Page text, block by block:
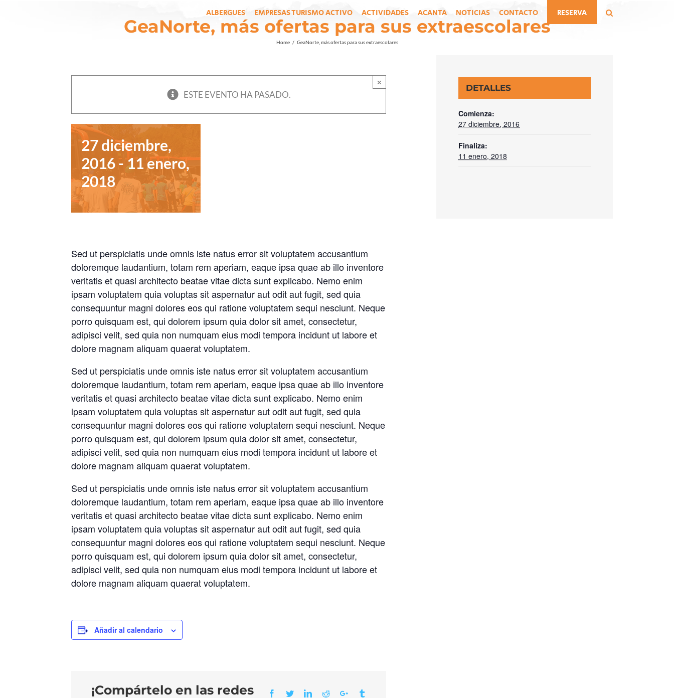
ALBERGUES EMPRESAS TURISMO ACTIVO ACTIVIDADES ACANTA NOTICIAS CONTACTO RESERVA
GeaNorte, más ofertas para sus extraescolares
Home / GeaNorte, más ofertas para sus extraescolares
×
ESTE EVENTO HA PASADO.
para sus
extraescolares
27 diciembre,
2016-11 enero,
2018
Sed ut perspiciatis unde omnis iste natus error sit voluptatem accusantium
doloremque laudantium, totam rem aperiam, eaque ipsa quae ab illo inventore
veritatis et quasi architecto beatae vitae dicta sunt explicabo. Nemo enim
ipsam voluptatem quia voluptas sit aspernatur aut odit aut fugit, sed quia
consequuntur magni dolores eos qui ratione voluptatem sequi nesciunt. Neque
porro quisquam est, qui dolorem ipsum quia dolor sit amet, consectetur,
adipisci velit, sed quia non numquam eius modi tempora incidunt ut labore et
dolore magnam aliquam quaerat voluptatem.
Sed ut perspiciatis unde omnis iste natus error sit voluptatem accusantium
doloremque laudantium, totam rem aperiam, eaque ipsa quae ab illo inventore
veritatis et quasi architecto beatae vitae dicta sunt explicabo. Nemo enim
ipsam voluptatem quia voluptas sit aspernatur aut odit aut fugit, sed quia
consequuntur magni dolores eos qui ratione voluptatem sequi nesciunt. Neque
porro quisquam est, qui dolorem ipsum quia dolor sit amet, consectetur,
adipisci velit, sed quia non numquam eius modi tempora incidunt ut labore et
dolore magnam aliquam quaerat voluptatem.
Sed ut perspiciatis unde omnis iste natus error sit voluptatem accusantium
doloremque laudantium, totam rem aperiam, eaque ipsa quae ab illo inventore
veritatis et quasi architecto beatae vitae dicta sunt explicabo. Nemo enim
ipsam voluptatem quia voluptas sit aspernatur aut odit aut fugit, sed quia
consequuntur magni dolores eos qui ratione voluptatem sequi nesciunt. Neque
porro quisquam est, qui dolorem ipsum quia dolor sit amet, consectetur,
adipisci velit, sed quia non numquam eius modi tempora incidunt ut labore et
dolore magnam aliquam quaerat voluptatem.
Añadir al calendario
¡Compártelo en las redes
Facebook
TwitterLinkedIn
RedditGoogle+
DETALLES
Comienza:
27 diciembre, 2016
Finaliza:
11 enero, 2018